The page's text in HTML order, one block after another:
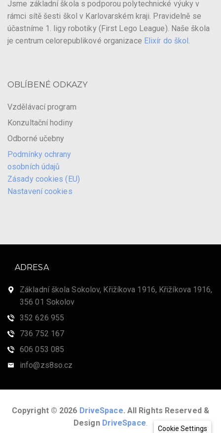
Jsme základní škola s podporou polytechnické výuky v
rámci sítě šesti škol v Karlovarském kraji. Pravidelně se
účastníme 1. ligy robotiky (First Lego League). Naše škola
je centrum celorepublikové organizace Elixír do škol .
OBLÍBENÉ ODKAZY
Vzdělávací program
Konzultační hodiny
Odborné učebny
Podmínky ochrany
osobních údajů
Zásady cookies (EU)
Nastavení cookies
ADRESA
Základní škola Sokolov, Křižíkova 1916, Křižíkova 1916,
356 01 Sokolov
352 626 955
736 752 167
606 053 085
info@zs8so.cz
Copyright © 2026 DriveSpace. All Rights Reserved &
Design DriveSpace.
Cookie Settings